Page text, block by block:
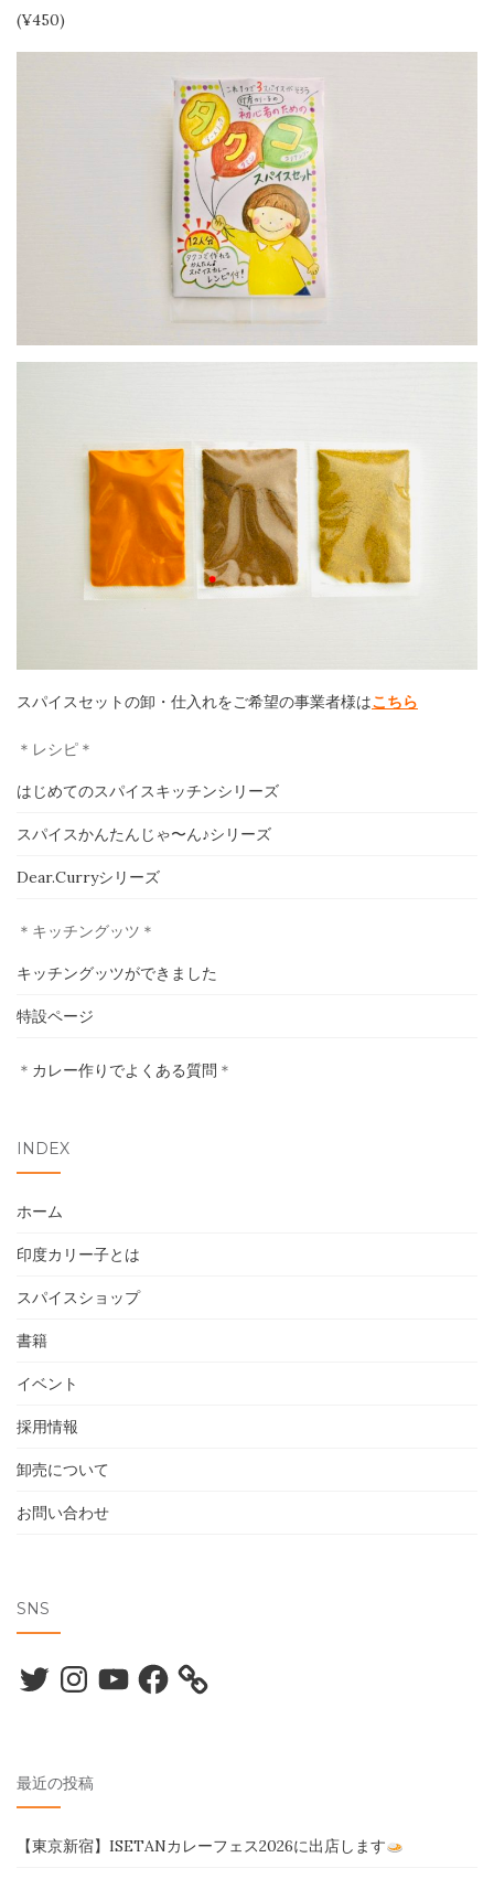
ホーム
(¥450)
スパイスセットの卸・仕入れをご希望の事業者様はこちら
＊レシピ＊
はじめてのスパイスキッチンシリーズ
スパイスかんたんじゃ〜ん♪シリーズ
Dear.Curryシリーズ
＊キッチングッツ＊
キッチングッツができました
特設ページ
＊ カレー作りでよくある質問 ＊
INDEX
ホーム
印度カリー子とは
スパイスショップ
書籍
イベント
採用情報
卸売について
お問い合わせ
SNS
TwitterInstagramYouTubeFacebook
最近の投稿
【東京新宿】ISETANカレーフェス2026に出店します